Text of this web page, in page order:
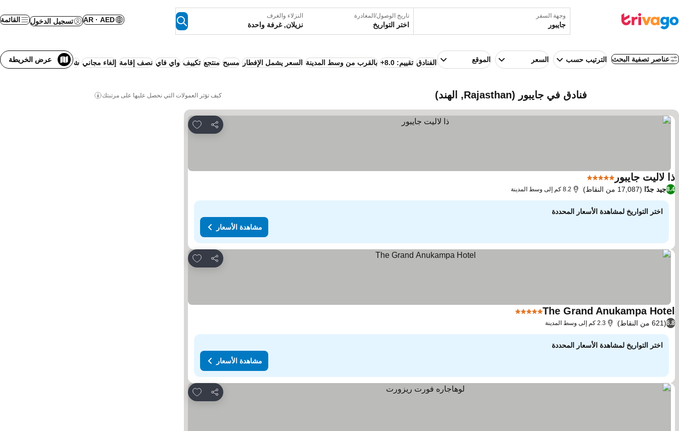
وجهة السفر تاريخ الوصول/المغادرة
اختر التواريخ
النزلاء والغرف
نزيلان, غرفة واحدة
AR · AED تسجيل الدخول القائمة
عناصر تصفية البحث الترتيب حسب السعر الموقع الفنادق تقييم: 8.0+ بالقرب من وسط المدينة السعر يشمل الإفطار مسبح منتجع تكييف واي فاي نصف إقامة إلغاء مجاني شقة متكاملة الخدمات لاعرض الخريطة
فنادق في جايبور (Rajasthan, الهند) كيف تؤثر العمولات التي نحصل عليها على مرتبتك
مشاركة
Add to favorites
ذا لاليت جايبور 5 عدد النجوم
8.4جيد جدًا (17,087 من النقاط) 8.2 كم إلى وسط المدينة
اختر التواريخ لمشاهدة الأسعار المحددة
مشاهدة الأسعار
مشاركة
Add to favorites
The Grand Anukampa Hotel5 عدد النجوم
6.8(621 من النقاط) 2.3 كم إلى وسط المدينة
اختر التواريخ لمشاهدة الأسعار المحددة
مشاهدة الأسعار
مشاركة
Add to favorites